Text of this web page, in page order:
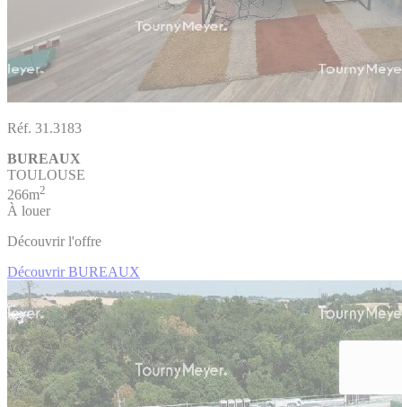
Réf. 31.3183
BUREAUX
TOULOUSE
266m2
À louer
Découvrir l'offre
Découvrir BUREAUX